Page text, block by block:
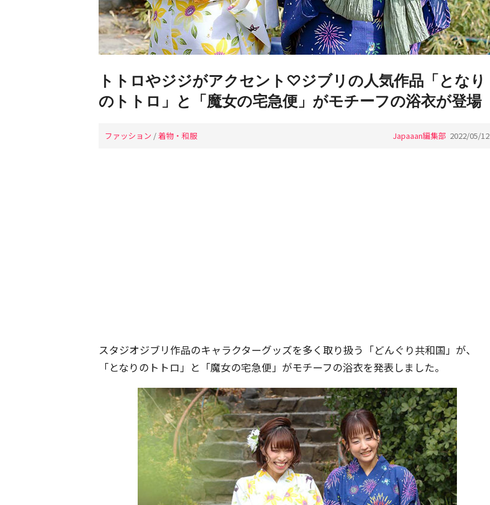
トトロやジジがアクセント♡ジブリの人気作品「となり
のトトロ」と「魔女の宅急便」がモチーフの浴衣が登場
ファッション /着物・和服 Japaaan編集部 2022/05/12
スタジオジブリ作品のキャラクターグッズを多く取り扱う「どんぐり共和国」が、
「となりのトトロ」と「魔女の宅急便」がモチーフの浴衣を発表しました。